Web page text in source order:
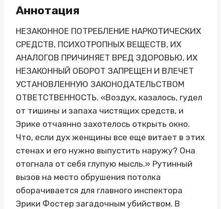
Аннотация
НЕЗАКОННОЕ ПОТРЕБЛЕНИЕ НАРКОТИЧЕСКИХ
СРЕДСТВ, ПСИХОТРОПНЫХ ВЕЩЕСТВ, ИХ
АНАЛОГОВ ПРИЧИНЯЕТ ВРЕД ЗДОРОВЬЮ, ИХ
НЕЗАКОННЫЙ ОБОРОТ ЗАПРЕЩЕН И ВЛЕЧЕТ
УСТАНОВЛЕННУЮ ЗАКОНОДАТЕЛЬСТВОМ
ОТВЕТСТВЕННОСТЬ. «Воздух, казалось, гудел
от тишины и запаха чистящих средств, и
Эрике отчаянно захотелось открыть окно.
Что, если дух женщины все еще витает в этих
стенах и его нужно выпустить наружу? Она
отогнала от себя глупую мысль.» Рутинный
вызов на место обрушения потолка
оборачивается для главного инспектора
Эрики Фостер загадочным убийством. В